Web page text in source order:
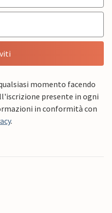
momento facendo
presente in ogni
in conformità con
.